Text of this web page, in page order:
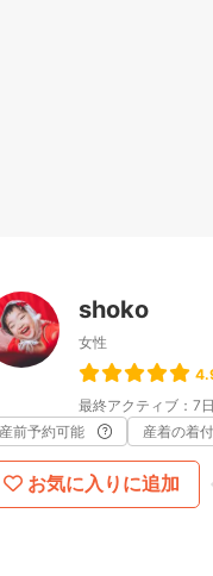
shoko
女性
最終アクティブ：7
産前予約可能
産着の着
お気に入りに追加